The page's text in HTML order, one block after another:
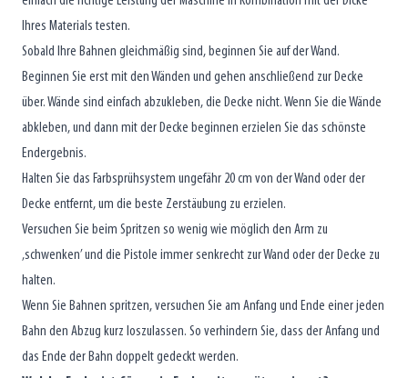
Ihres Materials testen.
Sobald Ihre Bahnen gleichmäßig sind, beginnen Sie auf der Wand.
Beginnen Sie erst mit den Wänden und gehen anschließend zur Decke
über. Wände sind einfach abzukleben, die Decke nicht. Wenn Sie die Wände
abkleben, und dann mit der Decke beginnen erzielen Sie das schönste
Endergebnis.
Halten Sie das Farbsprühsystem ungefähr 20 cm von der Wand oder der
Decke entfernt, um die beste Zerstäubung zu erzielen.
Versuchen Sie beim Spritzen so wenig wie möglich den Arm zu
‚schwenken’ und die Pistole immer senkrecht zur Wand oder der Decke zu
halten.
Wenn Sie Bahnen spritzen, versuchen Sie am Anfang und Ende einer jeden
Bahn den Abzug kurz loszulassen. So verhindern Sie, dass der Anfang und
das Ende der Bahn doppelt gedeckt werden.